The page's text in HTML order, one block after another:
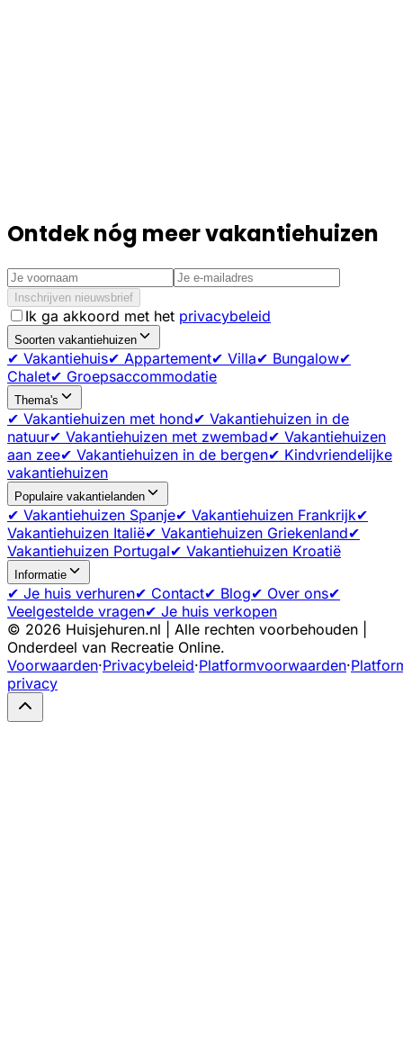
Ontdek nóg meer vakantiehuizen
Inschrijven nieuwsbrief
Ik ga akkoord met het privacybeleid
Soorten vakantiehuizen
✔ Vakantiehuis✔ Appartement✔ Villa✔ Bungalow✔
Chalet✔ Groepsaccommodatie
Thema's
✔ Vakantiehuizen met hond✔ Vakantiehuizen in de
natuur✔ Vakantiehuizen met zwembad✔ Vakantiehuizen
aan zee✔ Vakantiehuizen in de bergen✔ Kindvriendelijke
vakantiehuizen
Populaire vakantielanden
✔ Vakantiehuizen Spanje✔ Vakantiehuizen Frankrijk✔
Vakantiehuizen Italië✔ Vakantiehuizen Griekenland✔
Vakantiehuizen Portugal✔ Vakantiehuizen Kroatië
Informatie
✔ Je huis verhuren✔ Contact✔ Blog✔ Over ons✔
Veelgestelde vragen✔ Je huis verkopen
© 2026 Huisjehuren.nl | Alle rechten voorbehouden |
Onderdeel van Recreatie Online.
Voorwaarden·Privacybeleid·Platformvoorwaarden·
privacy